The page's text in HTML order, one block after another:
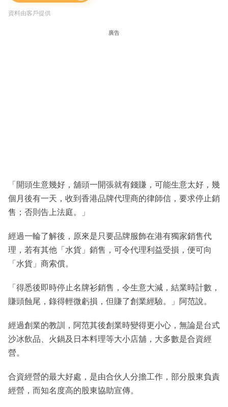
資料由客戶提供
廣告
「開頭生意幾好，舖頭一開張就有錢賺，可能生意太好，幾
個月後有一天，收到香港品牌代理商的律師信，要求停止銷
售；否則告上法庭。」
經過一輪了解後，原來是只要品牌服飾在港有獨家銷售代
理，若有其他「水貨」銷售，可令代理利益受損，便可向
「水貨」商索償。
「得悉後即時停止名牌衫銷售，令生意大減，結業時計數，
賺頭蝕尾，錄得輕微虧損，但賺了創業經驗。」阿范說。
經過創業的教訓，阿范其後創業時變得更小心，無論是台式
沙冰飲品、火鍋及日本料理等大小店舖，大多數是合資經
營。
合資經營的最大好處，是由合伙人分擔工作，部分股東負責
經營，而知名度高的股東協助宣傳。